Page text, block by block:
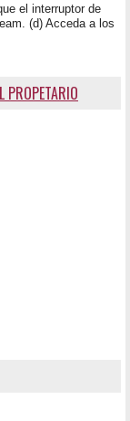
el interruptor de
(d) Acceda a los